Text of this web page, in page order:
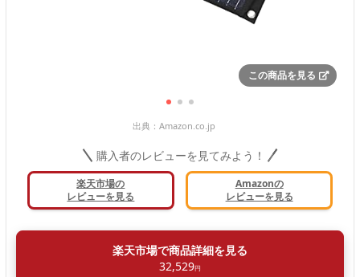
この商品を見る
出典： Amazon.co.jp
購入者のレビューを見てみよう！
楽天市場の
レビューを見る
Amazonの
レビューを見る
楽天市場で商品詳細を見る
32,529円